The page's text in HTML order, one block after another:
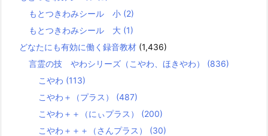
もとつきわみシール 小 (2)
もとつきわみシール 大 (1)
どなたにも有効に働く録音教材 (1,436)
言霊の技 やわシリーズ（こやわ、ほきやわ） (836)
こやわ (113)
こやわ＋（プラス） (487)
こやわ＋＋（にぃプラス） (200)
こやわ＋＋＋（さんプラス） (30)